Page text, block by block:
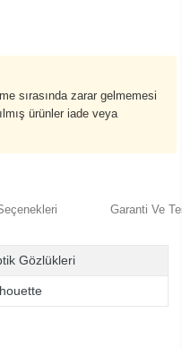
sırasında zarar gelmemesi
ürünler iade veya
Garanti Ve
Gözlükleri